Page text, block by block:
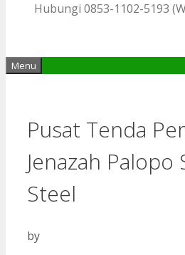
Hubungi 0853-1102-5193
Menu
Pusat Tenda
Jenazah Palopo
Steel
by